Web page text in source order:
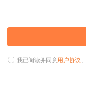
我已阅读并同意用户协议、